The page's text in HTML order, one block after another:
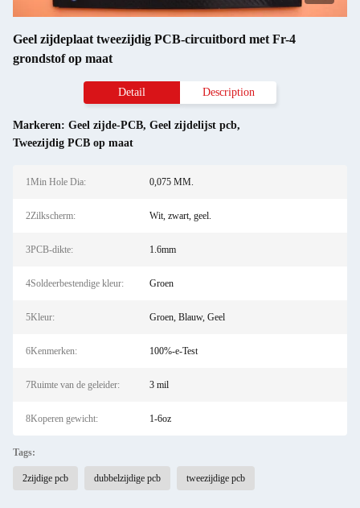
Geel zijdeplaat tweezijdig PCB-circuitbord met Fr-4
grondstof op maat
Detail Description
Markeren: Geel zijde-PCB, Geel zijdelijst pcb,
Tweezijdig PCB op maat
1Min Hole Dia: 0,075 MM.
2Zilkscherm: Wit, zwart, geel.
3PCB-dikte: 1.6mm
4Soldeerbestendige kleur: Groen
5Kleur: Groen, Blauw, Geel
6Kenmerken: 100%-e-Test
7Ruimte van de geleider: 3 mil
8Koperen gewicht: 1-6oz
Tags:
2zijdige pcb dubbelzijdige pcb tweezijdige pcb